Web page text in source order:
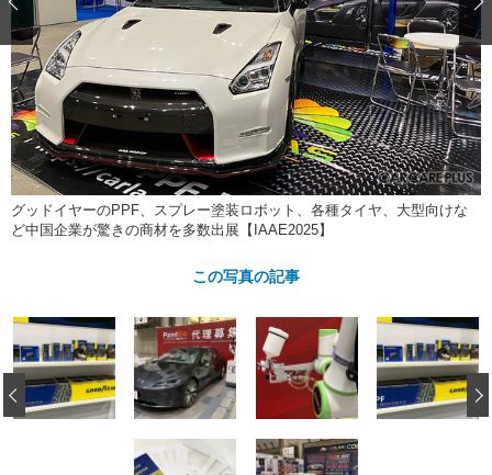
自動車豆知識 ストップ！不具合修理＆粗悪修理
鈑金・塗装
ディテイリング 洗車
ヘッドライト磨き コーティング
フィルム・ラッピング
鈑金・塗装
小キズ直し 防錆
特集記事
ストップ 不具合修理＆粗悪修理
カーメーカー「旧車」関連プロジェ
クト
コラム
ショップ紹介
ショップレポート プロショップ検索
レストア
カーメーカー「旧車」関連プロジ
ェクト
コラム
イベント
グッドイヤーのPPF、スプレー塗装ロボット、各種タイヤ、大型向けな
ど中国企業が驚きの商材を多数出展【IAAE2025】
この写真の記事
‹